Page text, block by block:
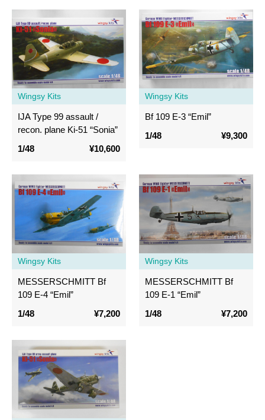
Wingsy Kits
IJA Type 99 assault /
recon. plane Ki-51 “Sonia”
1/48
¥10,600
Wingsy Kits
Bf 109 E-3 “Emil”
1/48
¥9,300
Wingsy Kits
MESSERSCHMITT Bf
109 E-4 “Emil”
1/48
¥7,200
Wingsy Kits
MESSERSCHMITT Bf
109 E-1 “Emil”
1/48
¥7,200